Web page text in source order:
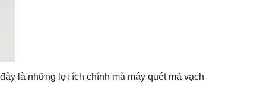
là những lợi ích chính mà máy quét mã vạch